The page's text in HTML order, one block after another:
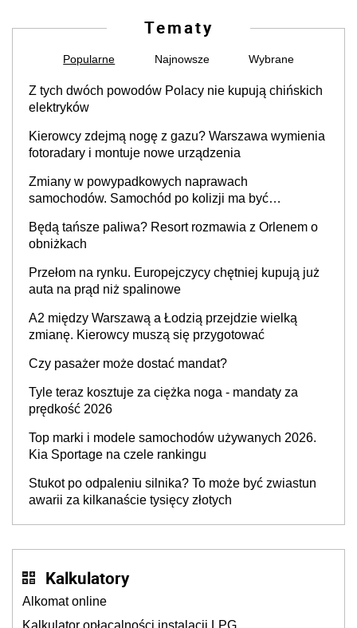
Tematy
Popularne Najnowsze Wybrane
Z tych dwóch powodów Polacy nie kupują chińskich
elektryków
Kierowcy zdejmą nogę z gazu? Warszawa wymienia
fotoradary i montuje nowe urządzenia
Zmiany w powypadkowych naprawach
samochodów. Samochód po kolizji ma być
producenta
Będą tańsze paliwa? Resort rozmawia z Orlenem o
obniżkach
Przełom na rynku. Europejczycy chętniej kupują już
auta na prąd niż spalinowe
A2 między Warszawą a Łodzią przejdzie wielką
zmianę. Kierowcy muszą się przygotować
Czy pasażer może dostać mandat?
Tyle teraz kosztuje za ciężka noga - mandaty za
prędkość 2026
Top marki i modele samochodów używanych 2026.
Kia Sportage na czele rankingu
Stukot po odpaleniu silnika? To może być zwiastun
awarii za kilkanaście tysięcy złotych
Kalkulatory
Alkomat online
Kalkulator opłacalności instalacji LPG